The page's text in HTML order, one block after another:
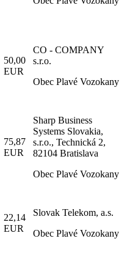
50,00
EUR
CO - COMPANY
s.r.o.
Obec Plavé Vozokany
75,87
EUR
Sharp Business
Systems Slovakia,
s.r.o., Technická 2,
82104 Bratislava
Obec Plavé Vozokany
22,14
EUR
Slovak Telekom, a.s.
Obec Plavé Vozokany